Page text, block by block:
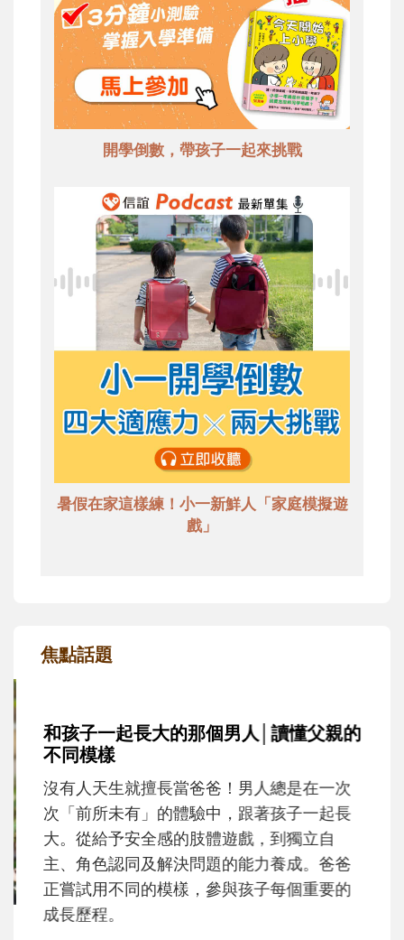
開學倒數，帶孩子一起來挑戰
暑假在家這樣練！小一新鮮人「家庭模擬遊
戲」
焦點話題
和孩子一起長大的那個男人│讀懂父親的
不同模樣
沒有人天生就擅長當爸爸！男人總是在一次
次「前所未有」的體驗中，跟著孩子一起長
大。從給予安全感的肢體遊戲，到獨立自
主、角色認同及解決問題的能力養成。爸爸
正嘗試用不同的模樣，參與孩子每個重要的
成長歷程。